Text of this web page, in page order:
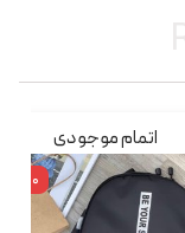
اتمام موجودی
٪10